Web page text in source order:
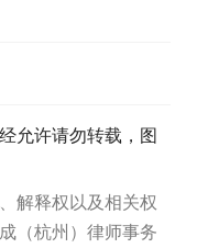
允许请勿转载，图
解释权以及相关权
（杭州）律师事务